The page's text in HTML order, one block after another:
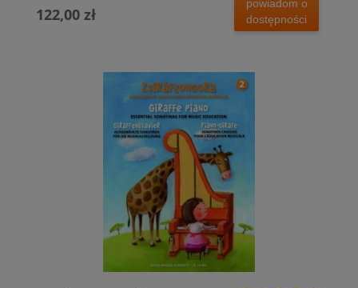
122,00 zł
powiadom o
dostępności